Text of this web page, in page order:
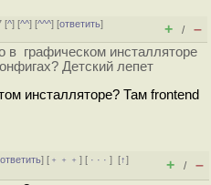
[^] [^^] [^^^] [ответить]
+ / –
в графическом инсталляторе
Детский лепет
инсталляторе? Там frontend
ответить] [ ﹢﹢﹢] [ · · ·][↑]
+ / –